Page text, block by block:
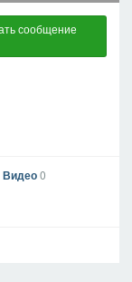
сообщение
Видео0